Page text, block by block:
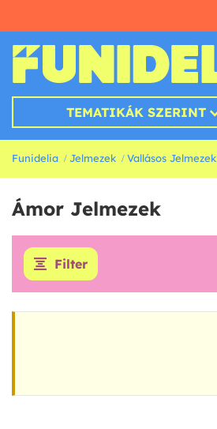
TEMATIKÁK SZERINT
Funidelia Jelmezek Vallásos Jelmezek
Ámor Jelmezek
Filter